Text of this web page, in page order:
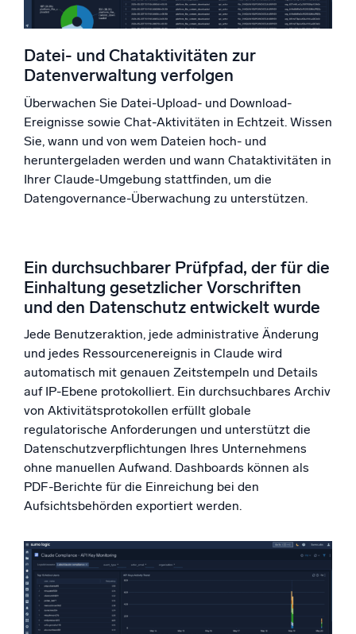
Datei- und Chataktivitäten zur
Datenverwaltung verfolgen
Überwachen Sie Datei-Upload- und Download-
Ereignisse sowie Chat-Aktivitäten in Echtzeit. Wissen
Sie, wann und von wem Dateien hoch- und
heruntergeladen werden und wann Chataktivitäten in
Ihrer Claude-Umgebung stattfinden, um die
Datengovernance-Überwachung zu unterstützen.
Ein durchsuchbarer Prüfpfad, der für die
Einhaltung gesetzlicher Vorschriften
und den Datenschutz entwickelt wurde
Jede Benutzeraktion, jede administrative Änderung
und jedes Ressourcenereignis in Claude wird
automatisch mit genauen Zeitstempeln und Details
auf IP-Ebene protokolliert. Ein durchsuchbares Archiv
von Aktivitätsprotokollen erfüllt globale
regulatorische Anforderungen und unterstützt die
Datenschutzverpflichtungen Ihres Unternehmens
ohne manuellen Aufwand. Dashboards können als
PDF-Berichte für die Einreichung bei den
Aufsichtsbehörden exportiert werden.